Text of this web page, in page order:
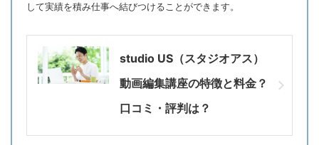
して実績を積み仕事へ結びつけることができます。
studio US（スタジオアス）
動画編集講座の特徴と料金？
口コミ・評判は？